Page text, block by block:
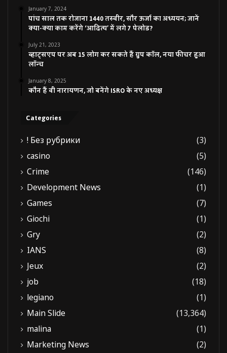
January 7, 2024
पांच साल तक रोजाना 1440 तस्वीर, सौर ऊर्जा का अध्ययन; जानें
क्या-क्या काम करेंगे ‘आदित्य’ में लगे 7 पेलोड?
July 21, 2023
व्हाट्सएप पर अब 15 लोग कर सकते हैं ग्रुप कॉल, नया फीचर हुआ
लॉन्च
January 8, 2025
कौन हैं वी नारायणन, जो बनेंगे ISRO के नए अध्यक्ष
Categories
! Без рубрики
(3)
casino
(5)
Crime
(146)
Development News
(1)
Games
(7)
Giochi
(1)
Gry
(2)
IANS
(8)
Jeux
(2)
job
(18)
legiano
(1)
Main Slide
(13,364)
malina
(1)
Marketing News
(2)